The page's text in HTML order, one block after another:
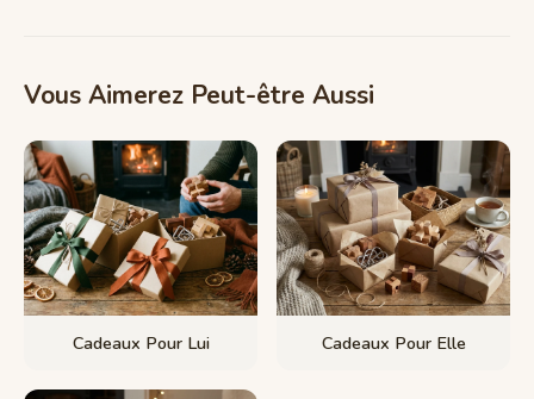
Vous Aimerez Peut-être Aussi
Cadeaux Pour Lui Cadeaux Pour Elle